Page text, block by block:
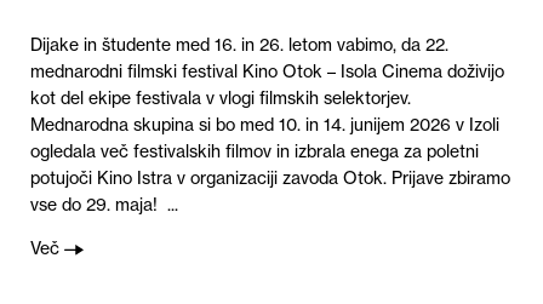
Dijake in študente med 16. in 26. letom vabimo, da 22.
mednarodni filmski festival Kino Otok – Isola Cinema doživijo
kot del ekipe festivala v vlogi filmskih selektorjev.
Mednarodna skupina si bo med 10. in 14. junijem 2026 v Izoli
ogledala več festivalskih filmov in izbrala enega za poletni
potujoči Kino Istra v organizaciji zavoda Otok. Prijave zbiramo
vse do 29. maja! ...
Več